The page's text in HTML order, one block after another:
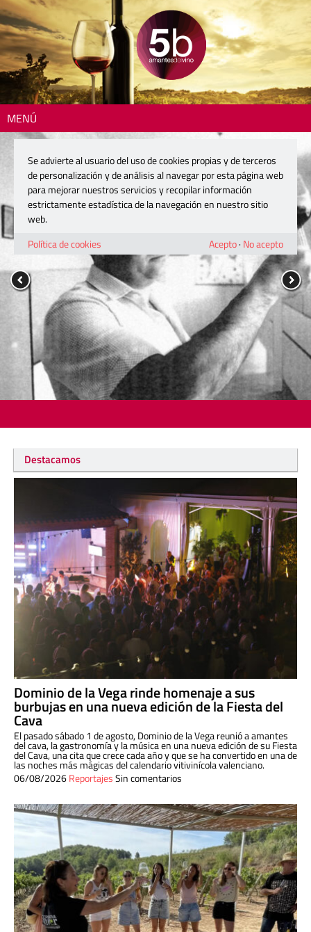
MENÚ
Destacamos
Dominio de la Vega rinde homenaje a sus
burbujas en una nueva edición de la Fiesta del
Cava
El pasado sábado 1 de agosto, Dominio de la Vega reunió a amantes
del cava, la gastronomía y la música en una nueva edición de su Fiesta
del Cava, una cita que crece cada año y que se ha convertido en una de
las noches más mágicas del calendario vitivinícola valenciano.
06/08/2026ReportajesSin comentarios
Se advierte al usuario del uso de cookies propias y de terceros
de personalización y de análisis al navegar por esta página web
para mejorar nuestros servicios y recopilar información
estrictamente estadística de la navegación en nuestro sitio
web.
Política de cookies
Acepto· No acepto